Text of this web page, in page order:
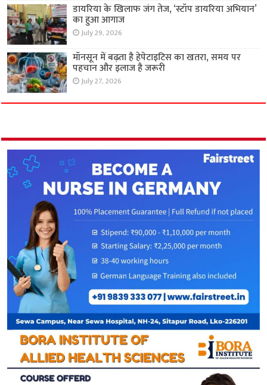
डायरिया के खिलाफ जंग तेज, ‘स्टॉप डायरिया अभियान’
का हुआ आगाज
July 29, 2026
मॉनसून में बढ़ता है हेपेटाइटिस का खतरा, समय पर
पहचान और इलाज है जरूरी
July 27, 2026